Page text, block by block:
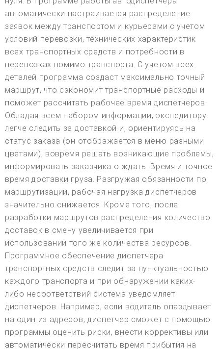
автоматически настраивается распределение
заявок между транспортом и курьерами с учетом
условий перевозки, технических характеристик
всех транспортных средств и потребности в
перевозках помимо транспорта. С учетом всех
деталей программа создаст максимально точный
маршрут, что сэкономит транспортные расходы и
поможет рассчитать рабочее время диспетчеров.
Обладая всем набором информации, экспедитору
легче следить за доставкой и, ориентируясь на
статус заказа (он отображается в меню разными
цветами), вовремя решать возникающие проблемы,
информировать заказчика о ждать. Время и точное
время доставки груза. Разгружая обязанности по
маршрутизации, рабочая нагрузка диспетчеров
значительно снижается. Кроме того, после
разработки маршрутов распределения количество
доставок в смену увеличивается при
использовании того же количества ресурсов.
Программное обеспечение диспетчера
транспортных средств следит за пунктуальностью
каждого транспорта и при обнаружении каких-
либо несоответствий система уведомляет
диспетчеров. Например, если водитель опаздывает
на один из адресов, диспетчер сможет с помощью
программы оценить риски, внести коррективы или
автоматически пересчитать время прибытия на